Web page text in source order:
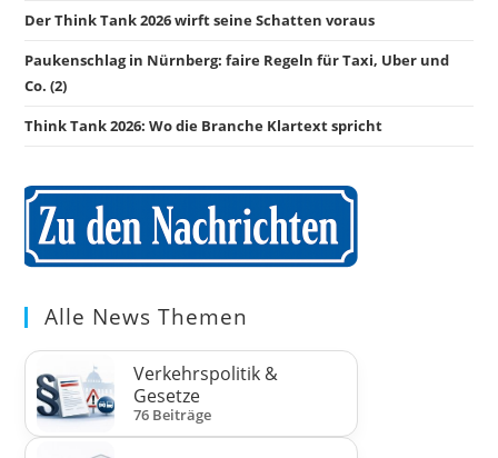
Der Think Tank 2026 wirft seine Schatten voraus
Paukenschlag in Nürnberg: faire Regeln für Taxi, Uber und
Co. (2)
Think Tank 2026: Wo die Branche Klartext spricht
Alle News Themen
Verkehrspolitik &
Gesetze
76 Beiträge